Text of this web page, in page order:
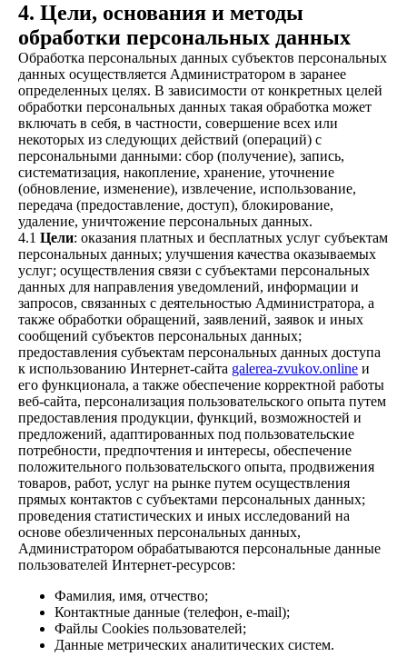
4. Цели, основания и методы
обработки персональных данных
Обработка персональных данных субъектов персональных
данных осуществляется Администратором в заранее
определенных целях. В зависимости от конкретных целей
обработки персональных данных такая обработка может
включать в себя, в частности, совершение всех или
некоторых из следующих действий (операций) с
персональными данными: сбор (получение), запись,
систематизация, накопление, хранение, уточнение
(обновление, изменение), извлечение, использование,
передача (предоставление, доступ), блокирование,
удаление, уничтожение персональных данных.
4.1 Цели: оказания платных и бесплатных услуг субъектам
персональных данных; улучшения качества оказываемых
услуг; осуществления связи с субъектами персональных
данных для направления уведомлений, информации и
запросов, связанных с деятельностью Администратора, а
также обработки обращений, заявлений, заявок и иных
сообщений субъектов персональных данных;
предоставления субъектам персональных данных доступа
к использованию Интернет-сайта galerea-zvukov.online и
его функционала, а также обеспечение корректной работы
веб-сайта, персонализация пользовательского опыта путем
предоставления продукции, функций, возможностей и
предложений, адаптированных под пользовательские
потребности, предпочтения и интересы, обеспечение
положительного пользовательского опыта, продвижения
товаров, работ, услуг на рынке путем осуществления
прямых контактов с субъектами персональных данных;
проведения статистических и иных исследований на
основе обезличенных персональных данных,
Администратором обрабатываются персональные данные
пользователей Интернет-ресурсов:
Фамилия, имя, отчество;
Контактные данные (телефон, e-mail);
Файлы Cookies пользователей;
Данные метрических аналитических систем.